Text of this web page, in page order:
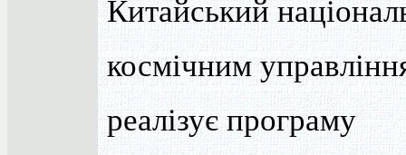
Китайський
космічним
реалізує програму